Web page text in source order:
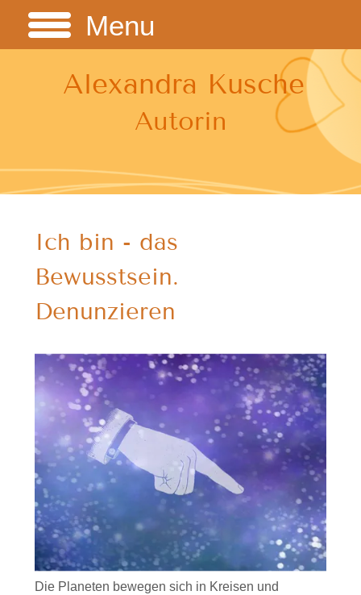
Menu
Alexandra Kusche
Autorin
Ich bin - das
Bewusstsein.
Denunzieren
Die Planeten bewegen sich in Kreisen und